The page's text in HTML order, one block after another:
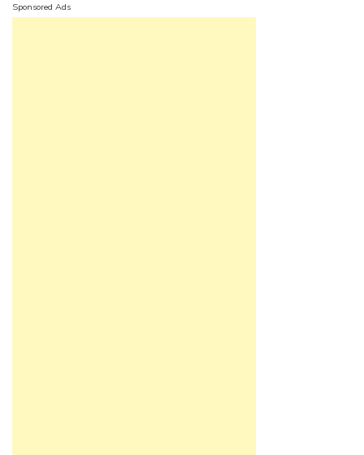
Sponsored Ads